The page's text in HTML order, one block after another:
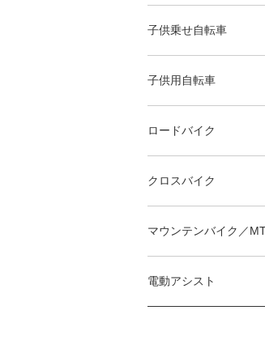
子供乗せ自転車
子供用自転車
ロードバイク
クロスバイク
マウンテンバイク／
電動アシスト